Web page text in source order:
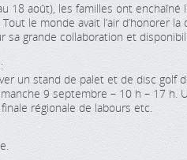
18 août), les familles ont
le monde avait l’air d’honorer
sa grande collaboration et
un stand de palet et de disc golf
9 septembre – 10 h – 17 h.
régionale de labours etc.